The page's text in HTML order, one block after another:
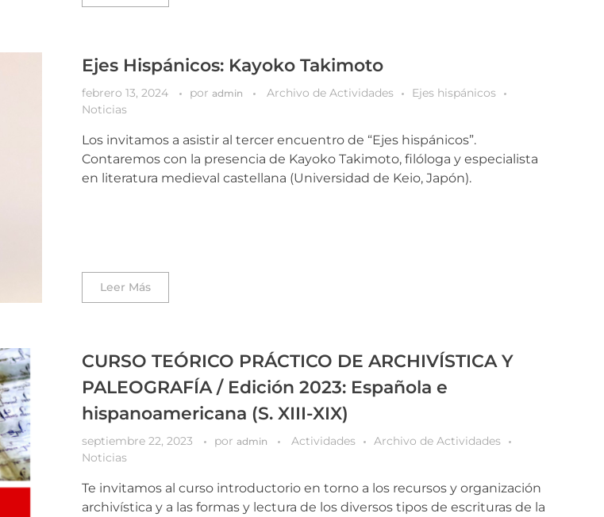
Ejes Hispánicos: Kayoko Takimoto
febrero 13, 2024 por admin Archivo de Actividades
Ejes hispánicos
Noticias
Los invitamos a asistir al tercer encuentro de “Ejes hispánicos”.
Contaremos con la presencia de Kayoko Takimoto, filóloga y especialista
en literatura medieval castellana (Universidad de Keio, Japón).
Leer Más
CURSO TEÓRICO PRÁCTICO DE ARCHIVÍSTICA Y
PALEOGRAFÍA / Edición 2023: Española e
hispanoamericana (S. XIII-XIX)
septiembre 22, 2023 por admin Actividades
Archivo de Actividades
Noticias
Te invitamos al curso introductorio en torno a los recursos y organización
archivística y a las formas y lectura de los diversos tipos de escrituras de la